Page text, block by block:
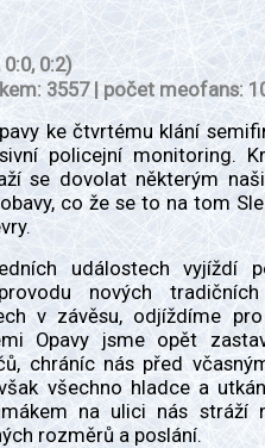
0:0, 0:2)
3557 | počet meofans:
ke čtvrtému klání
policejní monitoring.
se dovolat některým
co že se to na tom
událostech vyjíždí
nových tradičních
v závěsu, odjíždíme
Opavy jsme opět
chráníc nás před
všechno hladce a
na ulici nás stráží
rozměrů a poslání.